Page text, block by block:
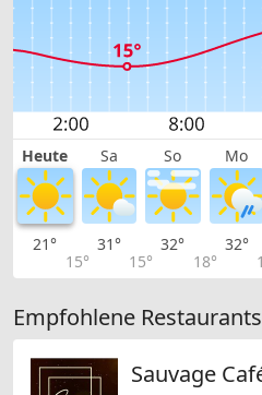
Heute Sa So Mo
21°
15°
31°
15°
32°
18°
32°
Empfohlene Restaurants
Sauvage